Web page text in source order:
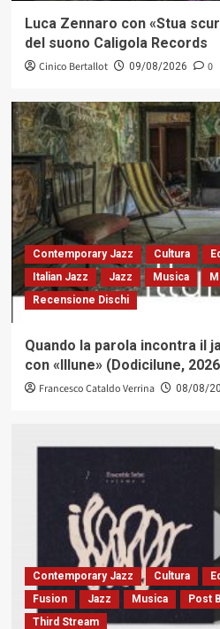
Luca Zennaro con «Stua
del suono Caligola Records
Cinico Bertallot 09/08/2026 0
Contemporary Jazz Cultura
Italian Jazz
Jazz Musica
Recensione Dischi
Quando la parola incontra il
con «Illune» (Dodicilune,
Francesco Cataldo Verrina 08/08/
Contemporary Jazz Cultura
Fusion
Jazz Musica Post
Third Stream